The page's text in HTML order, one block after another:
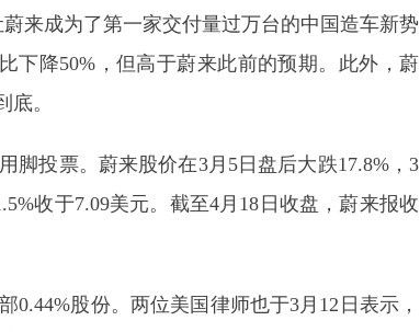
来成为了第一家交付量过万台的中国造车新势
下降50%，但高于蔚来此前的预期。此外，蔚
。
脚投票。蔚来股价在3月5日盘后大跌17.8%，3
收于7.09美元。截至4月18日收盘，蔚来报收
股份。两位美国律师也于3月12日表示，